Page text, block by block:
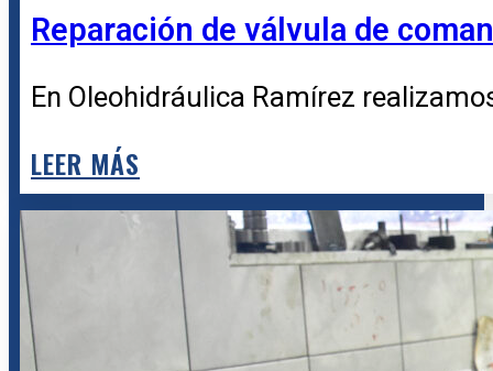
Reparación de válvula de
En Oleohidráulica Ramírez
LEER MÁS